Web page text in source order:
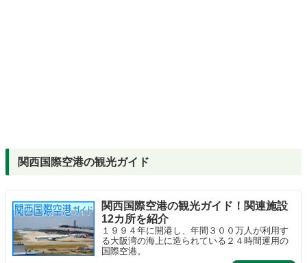
関西国際空港の観光ガイド
関西国際空港の観光ガイド！関連施設
12カ所を紹介
１９９４年に開港し、年間３００万人が利用す
る大阪湾の海上に造られている２４時間運用の
国際空港。